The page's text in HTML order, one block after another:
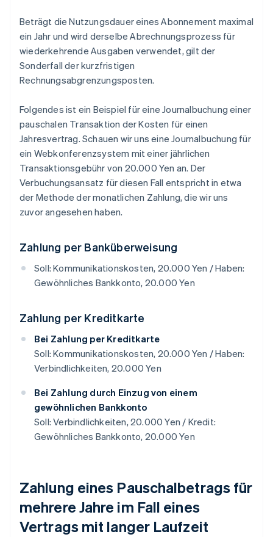
Beträgt die Nutzungsdauer eines Abonnement maximal
ein Jahr und wird derselbe Abrechnungsprozess für
wiederkehrende Ausgaben verwendet, gilt der
Sonderfall der kurzfristigen
Rechnungsabgrenzungsposten.
Folgendes ist ein Beispiel für eine Journalbuchung einer
pauschalen Transaktion der Kosten für einen
Jahresvertrag. Schauen wir uns eine Journalbuchung für
ein Webkonferenzsystem mit einer jährlichen
Transaktionsgebühr von 20.000 Yen an. Der
Verbuchungsansatz für diesen Fall entspricht in etwa
der Methode der monatlichen Zahlung, die wir uns
zuvor angesehen haben.
Zahlung per Banküberweisung
Soll: Kommunikationskosten, 20.000 Yen / Haben:
Gewöhnliches Bankkonto, 20.000 Yen
Zahlung per Kreditkarte
Bei Zahlung per Kreditkarte
Soll: Kommunikationskosten, 20.000 Yen / Haben:
Verbindlichkeiten, 20.000 Yen
Bei Zahlung durch Einzug von einem
gewöhnlichen Bankkonto
Soll: Verbindlichkeiten, 20.000 Yen / Kredit:
Gewöhnliches Bankkonto, 20.000 Yen
Zahlung eines Pauschalbetrags für
mehrere Jahre im Fall eines
Vertrags mit langer Laufzeit